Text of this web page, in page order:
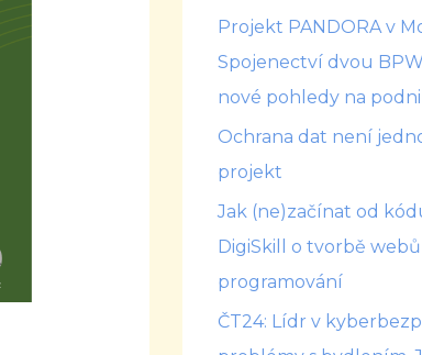
Projekt PANDORA v
Spojenectví dvou
nové pohledy na
Ochrana dat není
projekt
Jak (ne)začínat od
DigiSkill o tvorbě
programování
ČT24: Lídr v